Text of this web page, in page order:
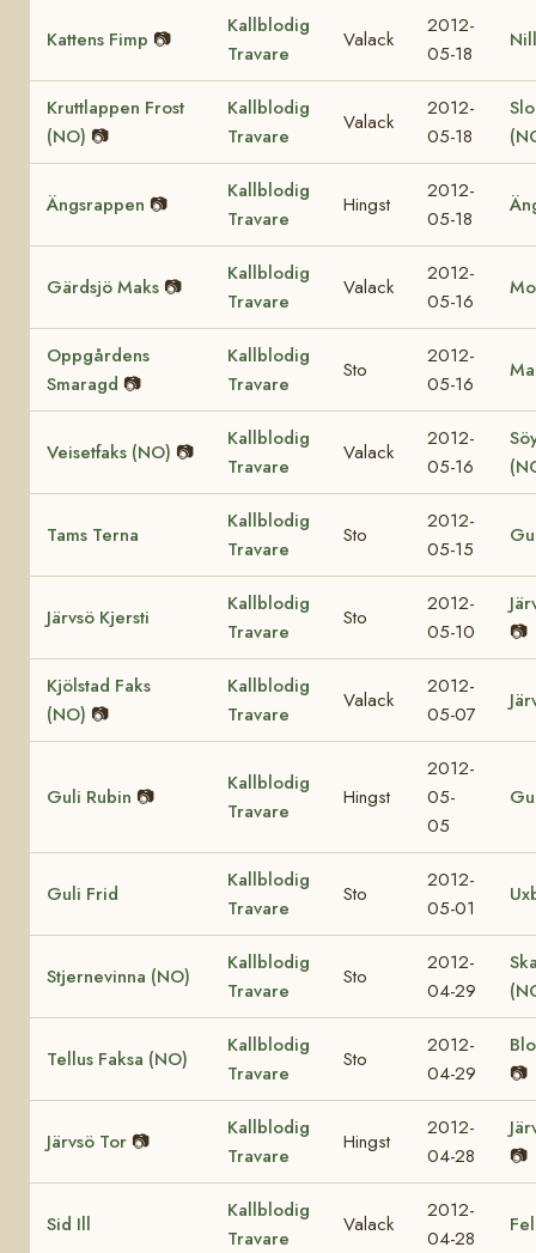
Kattens Fimp 📷
Kallblodig
Travare
Valack
2012-
05-18
Kruttlappen Frost
(NO) 📷
Kallblodig
Travare
Valack
2012-
05-18
Ängsrappen 📷
Kallblodig
Travare
Hingst
2012-
05-18
Gärdsjö Maks 📷
Kallblodig
Travare
Valack
2012-
05-16
Oppgårdens
Smaragd 📷
Kallblodig
Travare
Sto
2012-
05-16
Veisetfaks (NO) 📷
Kallblodig
Travare
Valack
2012-
05-16
Tams Terna
Kallblodig
Travare
Sto
2012-
05-15
Järvsö Kjersti
Kallblodig
Travare
Sto
2012-
05-10
📷
Kjölstad Faks
(NO) 📷
Kallblodig
Travare
Valack
2012-
05-07
Guli Rubin 📷
Kallblodig
Travare
Hingst
2012-
05-
05
Guli Frid
Kallblodig
Travare
Sto
2012-
05-01
Stjernevinna (NO)
Kallblodig
Travare
Sto
2012-
04-29
Tellus Faksa (NO)
Kallblodig
Travare
Sto
2012-
04-29
📷
Järvsö Tor 📷
Kallblodig
Travare
Hingst
2012-
04-28
📷
Sid Ill
Kallblodig
Travare
Valack
2012-
04-28